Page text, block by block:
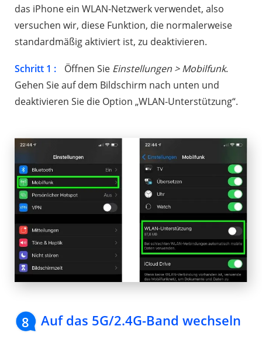
das iPhone ein WLAN-Netzwerk verwendet, also
versuchen wir, diese Funktion, die normalerweise
standardmäßig aktiviert ist, zu deaktivieren.
Schritt 1 : Öffnen Sie Einstellungen > Mobilfunk.
Gehen Sie auf dem Bildschirm nach unten und
deaktivieren Sie die Option „WLAN-Unterstützung“.
8 Auf das 5G/2.4G-Band wechseln